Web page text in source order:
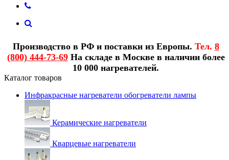
Производство в РФ и поставки из Европы. Тел. 8
(800) 444-73-69На складе в Москве в наличии более
10 000 нагревателей.
Каталог товаров
Инфракрасные нагреватели обогреватели лампы
Керамические нагреватели
Кварцевые нагреватели